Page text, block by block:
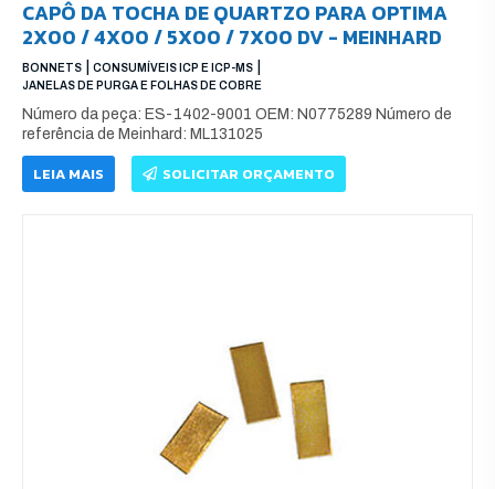
CAPÔ DA TOCHA DE QUARTZO PARA OPTIMA
2X00 / 4X00 / 5X00 / 7X00 DV - MEINHARD
BONNETS CONSUMÍVEIS ICP E ICP-MS
JANELAS DE PURGA E FOLHAS DE COBRE
Número da peça: ES-1402-9001 OEM: N0775289 Número de
referência de Meinhard: ML131025
LEIA MAIS SOLICITAR ORÇAMENTO